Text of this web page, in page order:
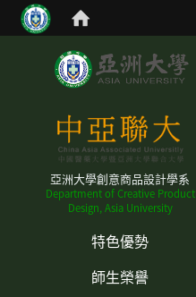
亞洲大學創意商品設計學系
Department of Creative Product
Design, Asia University
特色優勢
師生榮譽